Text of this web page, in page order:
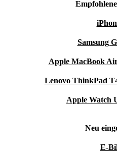
Samsung
Apple MacBook
Lenovo ThinkPad
Apple Watch
Neu
E-